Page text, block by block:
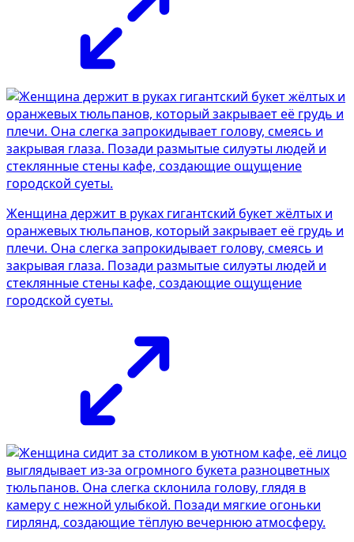
Женщина держит в руках гигантский букет жёлтых и
оранжевых тюльпанов, который закрывает её грудь и
плечи. Она слегка запрокидывает голову, смеясь и
закрывая глаза. Позади размытые силуэты людей и
стеклянные стены кафе, создающие ощущение
городской суеты.